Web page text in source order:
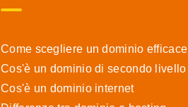
Come scegliere un dominio efficace
Cos'è un dominio di secondo livello
Cos'è un dominio internet